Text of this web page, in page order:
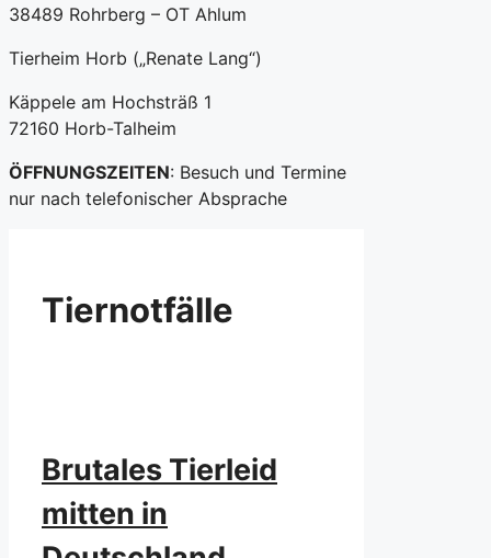
38489 Rohrberg – OT Ahlum
Tierheim Horb („Renate Lang“)
Käppele am Hochsträß 1
72160 Horb-Talheim
ÖFFNUNGSZEITEN: Besuch und Termine
nur nach telefonischer Absprache
Tiernotfälle
Brutales Tierleid
mitten in